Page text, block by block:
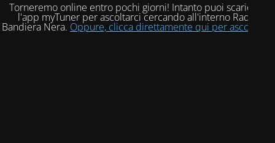
Torneremo online entro pochi giorni! Intanto puoi scaricare
l'app myTuner per ascoltarci cercando all'interno Radio
Bandiera Nera. Oppure, clicca direttamente qui per ascoltarci!